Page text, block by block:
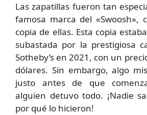
Las zapatillas fueron tan
famosa marca del «Swoosh»,
copia de ellas. Esta copia
subastada por la prestigiosa
Sotheby’s en 2021, con un
dólares. Sin embargo, algo
justo antes de que
alguien detuvo todo. ¡Nadie
por qué lo hicieron!